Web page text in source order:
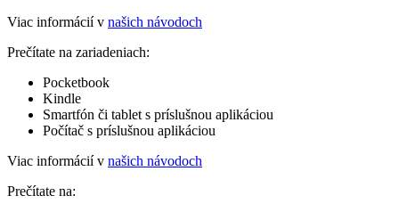
Viac informácií v našich návodoch
Prečítate na zariadeniach:
Pocketbook
Kindle
Smartfón či tablet s príslušnou aplikáciou
Počítač s príslušnou aplikáciou
Viac informácií v našich návodoch
Prečítate na: